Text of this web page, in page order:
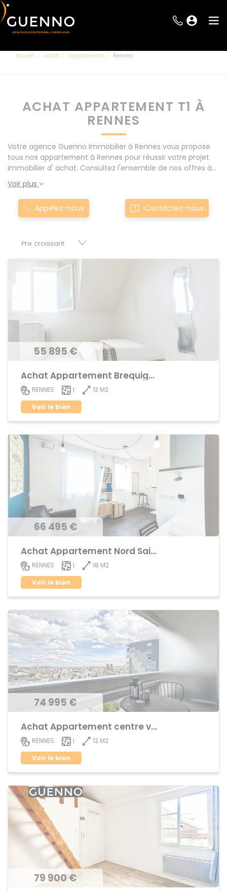
Accueil Achat Appartement Rennes
ACHAT APPARTEMENT T1 À
RENNES
Votre agence Guenno Immobilier à Rennes vous propose
tous nos appartement à Rennes pour réussir votre projet
immobilier d' achat. Consultez l'ensemble de nos offres à
Rennes mais également aux alentours : Le Rheu, Pacé,
Montgermont... Nos appartement T1 à Rennes sont
proposés au meilleur prix du marché pour permettre au
plus grand nombre de réussir son projet immobilier. Nous
terrains et murs.
Voir plus
Appelez-nous Contactez-nous
55 895 €
Achat Appartement Brequigny
RENNES 1
13 M2
Voir le bien
66 495 €
Achat Appartement Nord Saint-Martin
RENNES 1
18 M2
Voir le bien
74 995 €
Achat Appartement centre ville
RENNES 1
12 M2
Voir le bien
79 900 €